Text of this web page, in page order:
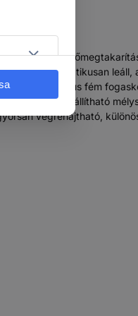
és
és automatikusan
E robusztus fém
állítható
végrehajtható,